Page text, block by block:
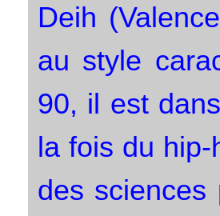
Deih
au style
90, il est
la fois du
des